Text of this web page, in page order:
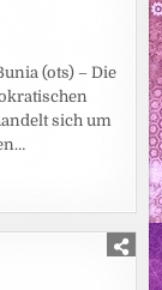
(ots) – Die
sich um